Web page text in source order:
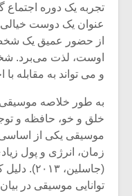
تجربه یک دوره اجتماع
عنوان یک دوست خیالی
از حضور عمیق یک
اوست، لذت می‌برد.
و می تواند به مقابله
به طور خلاصه موسیقی
خلق و خو، حافظه و
موسیقی یکی از
زمان، انرژی و پول
(جاسلین،
توانایی موسیقی در